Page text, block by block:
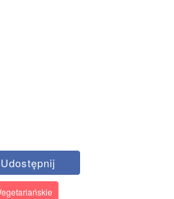
Udostępnij